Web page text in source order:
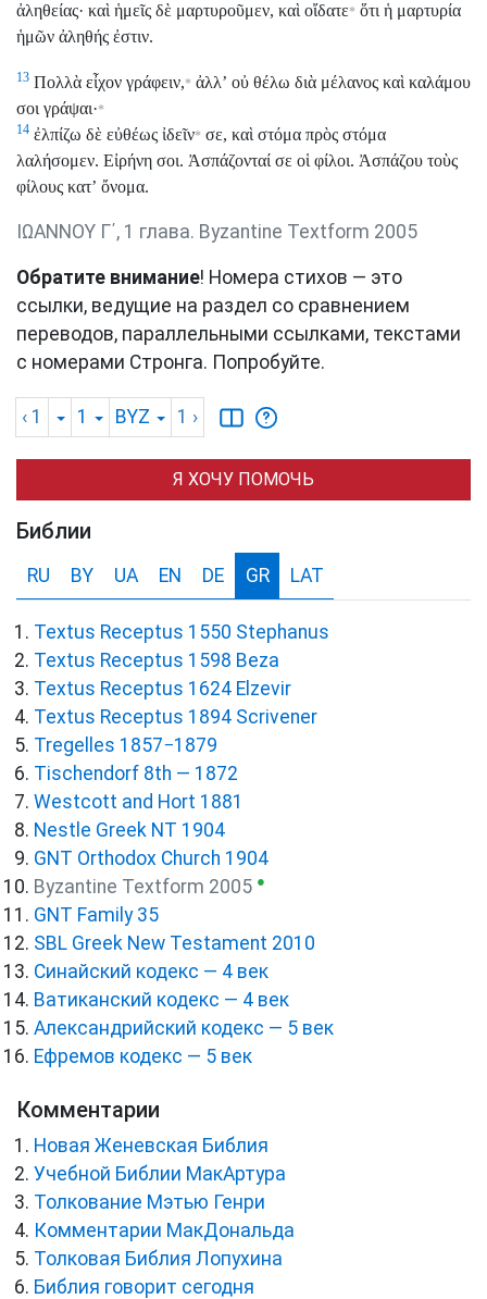
ἀληθείας· καὶ ἡμεῖς δὲ μαρτυροῦμεν, καὶ οἴδατε* ὅτι ἡ μαρτυρία
ἡμῶν ἀληθής ἐστιν.
13 Πολλὰ εἶχον γράφειν,* ἀλλʼ οὐ θέλω διὰ μέλανος καὶ καλάμου
σοι γράψαι·*
14 ἐλπίζω δὲ εὐθέως ἰδεῖν* σε, καὶ στόμα πρὸς στόμα
λαλήσομεν. Εἰρήνη σοι. Ἀσπάζονταί σε οἱ φίλοι. Ἀσπάζου τοὺς
φίλους κατʼ ὄνομα.
ΙΩΑΝΝΟΥ Γ΄, 1 глава. Byzantine Textform 2005
Обратите внимание! Номера стихов — это
ссылки, ведущие на раздел со сравнением
переводов, параллельными ссылками, текстами
с номерами Стронга. Попробуйте.
‹ 1 1 BYZ 1 ›
Я ХОЧУ ПОМОЧЬ
Библии
RU BY UA EN DE GR LAT
Textus Receptus 1550 Stephanus
Textus Receptus 1598 Beza
Textus Receptus 1624 Elzevir
Textus Receptus 1894 Scrivener
Tregelles 1857−1879
Tischendorf 8th — 1872
Westcott and Hort 1881
Nestle Greek NT 1904
GNT Orthodox Church 1904
Byzantine Textform 2005 ●
GNT Family 35
SBL Greek New Testament 2010
Синайский кодекс — 4 век
Ватиканский кодекс — 4 век
Александрийский кодекс — 5 век
Ефремов кодекс — 5 век
Комментарии
Новая Женевская Библия
Учебной Библии МакАртура
Толкование Мэтью Генри
Комментарии МакДональда
Толковая Библия Лопухина
Библия говорит сегодня